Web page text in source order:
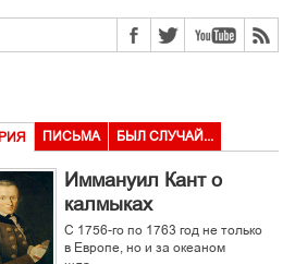
ПИСЬМА БЫЛ СЛУЧАЙ...
Иммануил Кант о
калмыках
С 1756-го по 1763 год не только
в Европе, но и за океаном